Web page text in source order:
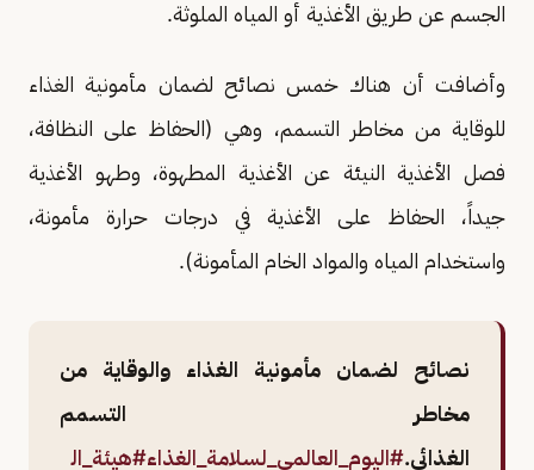
الجسم عن طريق الأغذية أو المياه الملوثة.
وأضافت أن هناك خمس نصائح لضمان مأمونية الغذاء
للوقاية من مخاطر التسمم، وهي (الحفاظ على النظافة،
فصل الأغذية النيئة عن الأغذية المطهوة، وطهو الأغذية
جيداً، الحفاظ على الأغذية في درجات حرارة مأمونة،
واستخدام المياه والمواد الخام المأمونة).
نصائح لضمان مأمونية الغذاء والوقاية من
مخاطر التسمم
الغذائي.#اليوم_العالمي_لسلامة_الغذاء#هيئة_ال